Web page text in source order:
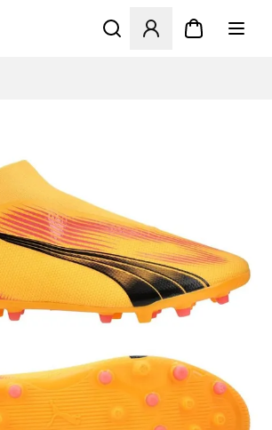
Öppnar en Modal för att